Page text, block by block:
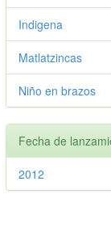
Indigena
Matlatzincas
Niño en brazos
Fecha de
2012